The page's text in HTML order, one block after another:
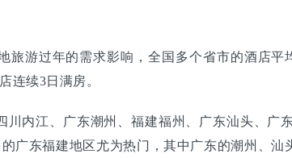
游过年的需求影响，全国多个省市的酒店
连续3日满房。
内江、广东潮州、福建福州、广东汕头、广
广东福建地区尤为热门，其中广东的潮州、